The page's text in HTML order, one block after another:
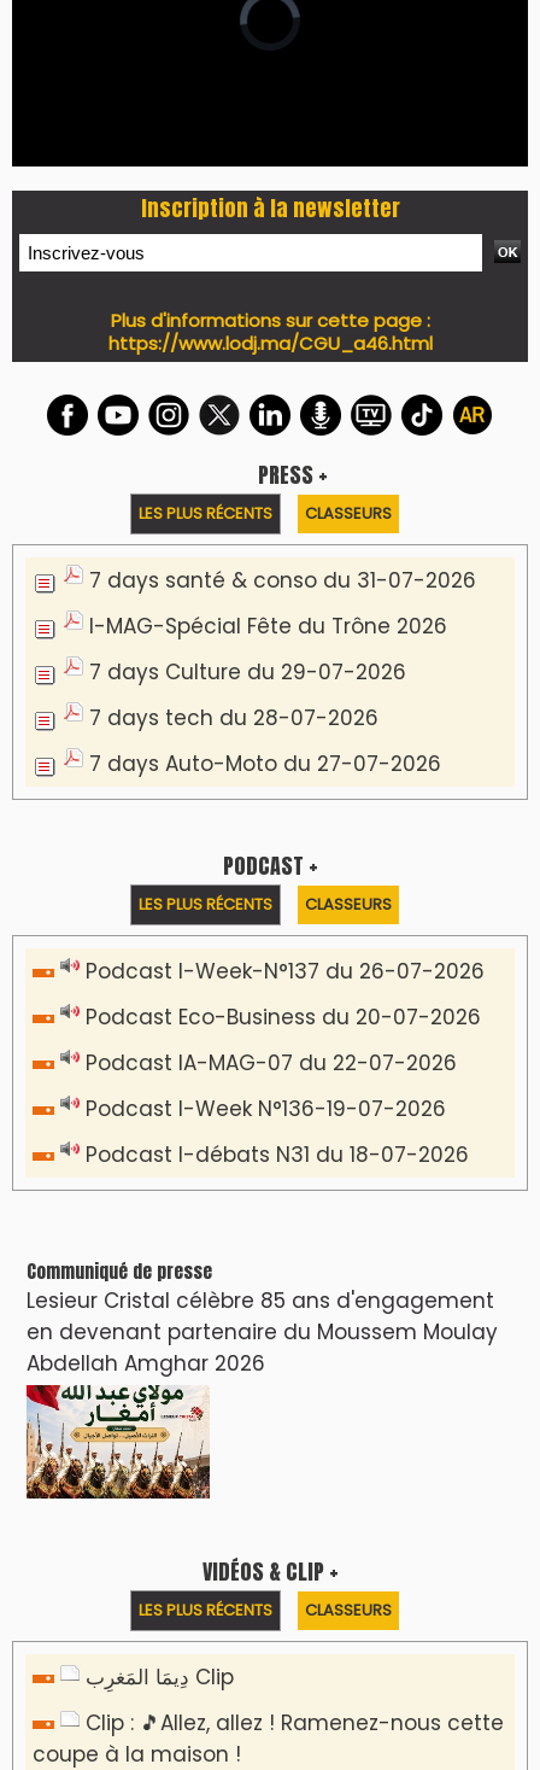
Inscription à la newsletter
Plus d'informations sur cette page :
https://www.lodj.ma/CGU_a46.html
PRESS +
LES PLUS RÉCENTS CLASSEURS
7 days santé & conso du 31-07-2026
I-MAG-Spécial Fête du Trône 2026
7 days Culture du 29-07-2026
7 days tech du 28-07-2026
7 days Auto-Moto du 27-07-2026
PODCAST +
LES PLUS RÉCENTS CLASSEURS
Podcast I-Week-N°137 du 26-07-2026
Podcast Eco-Business du 20-07-2026
Podcast IA-MAG-07 du 22-07-2026
Podcast I-Week N°136-19-07-2026
Podcast I-débats N31 du 18-07-2026
Communiqué de presse
Lesieur Cristal célèbre 85 ans d'engagement
en devenant partenaire du Moussem Moulay
Abdellah Amghar 2026
VIDÉOS & CLIP +
LES PLUS RÉCENTS CLASSEURS
دِيمَا المَغرِب Clip
Clip : 🎵Allez, allez ! Ramenez-nous cette
coupe à la maison !